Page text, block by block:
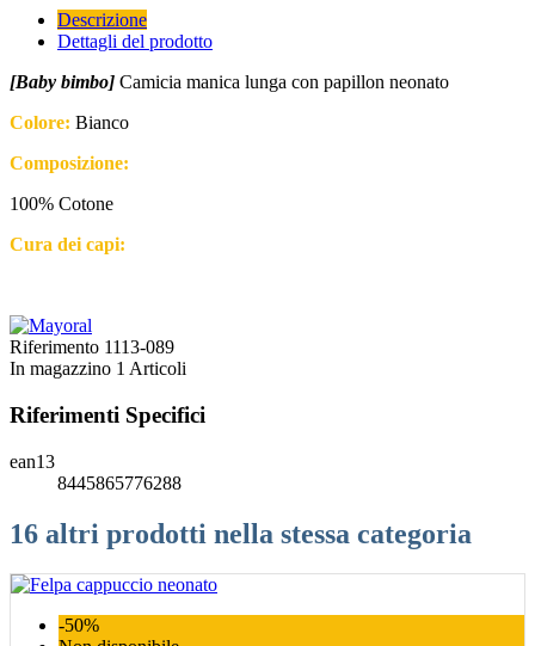
Descrizione
Dettagli del prodotto
[Baby bimbo] Camicia manica lunga con papillon neonato
Colore: Bianco
Composizione:
100% Cotone
Cura dei capi:
Riferimento 1113-089
In magazzino 1 Articoli
Riferimenti Specifici
ean13
8445865776288
16 altri prodotti nella stessa categoria
-50%